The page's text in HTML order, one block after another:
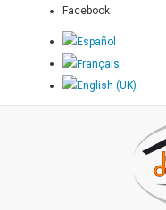
Facebook